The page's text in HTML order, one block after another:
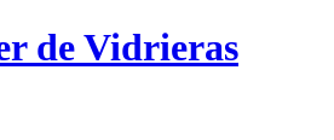
de Vidrieras